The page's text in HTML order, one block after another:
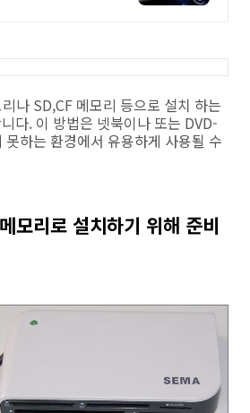
나 SD,CF 메모리 등으로 설치 하는
다. 이 방법은 넷북이나 또는 DVD-
하는 환경에서 유용하게 사용될 수
모리로 설치하기 위해 준비